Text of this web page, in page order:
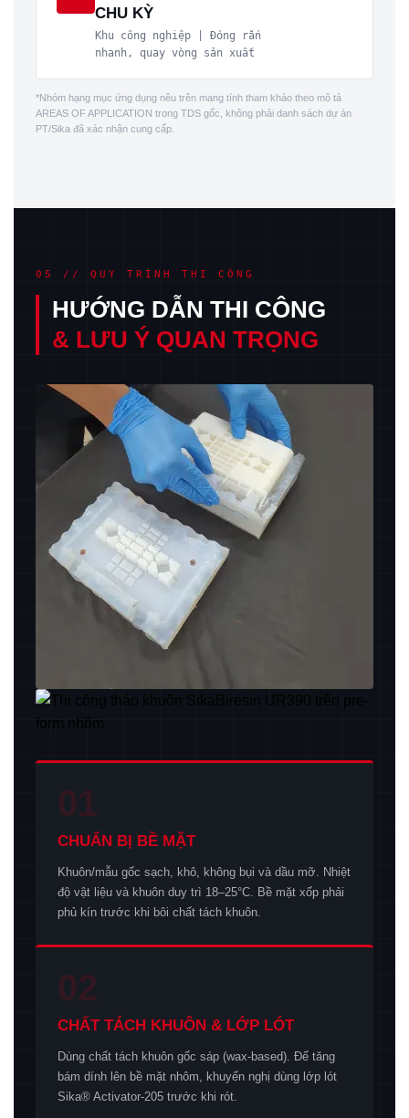
CHU KỲ
Khu công nghiệp | Đóng rắn
nhanh, quay vòng sản xuất
*Nhóm hạng mục ứng dụng nêu trên mang tính tham khảo theo mô tả
AREAS OF APPLICATION trong TDS gốc, không phải danh sách dự án
PT/Sika đã xác nhận cung cấp.
05 // QUY TRÌNH THI CÔNG
HƯỚNG DẪN THI CÔNG
& LƯU Ý QUAN TRỌNG
01
CHUẨN BỊ BỀ MẶT
Khuôn/mẫu gốc sạch, khô, không bụi và dầu mỡ. Nhiệt
độ vật liệu và khuôn duy trì 18–25°C. Bề mặt xốp phải
phủ kín trước khi bôi chất tách khuôn.
02
CHẤT TÁCH KHUÔN & LỚP LÓT
Dùng chất tách khuôn gốc sáp (wax-based). Để tăng
bám dính lên bề mặt nhôm, khuyến nghị dùng lớp lót
Sika® Activator-205 trước khi rót.